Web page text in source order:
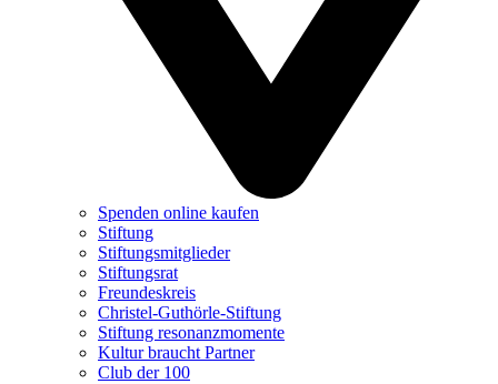
Spenden online kaufen
Stiftung
Stiftungsmitglieder
Stiftungsrat
Freundeskreis
Christel-Guthörle-Stiftung
Stiftung resonanzmomente
Kultur braucht Partner
Club der 100